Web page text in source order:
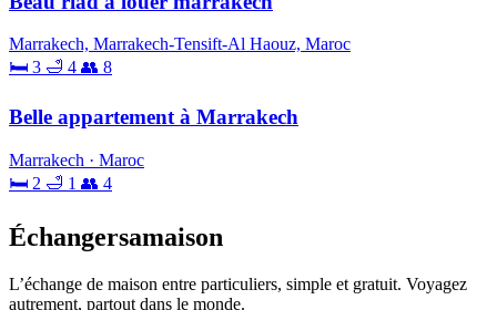
Marrakech, Marrakech-Tensift-Al Haouz, Maroc
🛏 3 🛁 4 👥 8
Belle appartement à Marrakech
Marrakech · Maroc
🛏 2 🛁 1 👥 4
Échangersamaison
L’échange de maison entre particuliers, simple et gratuit. Voyagez
autrement, partout dans le monde.